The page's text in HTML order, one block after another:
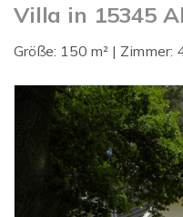
Villa in 15345
Größe: 150 m² | Zimmer: